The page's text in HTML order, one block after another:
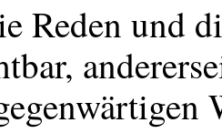
Reden und